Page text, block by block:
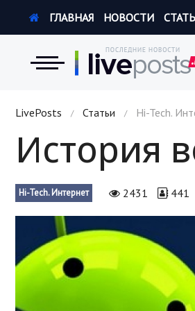
Новости
Экономика
Происшествия
Hi-Tech. Интернет
Россия
Наука и техника
ГЛАВНАЯ НОВОСТИ
LivePosts / Статьи / Hi-Tech.
История
Hi-Tech. Интернет 2431 441